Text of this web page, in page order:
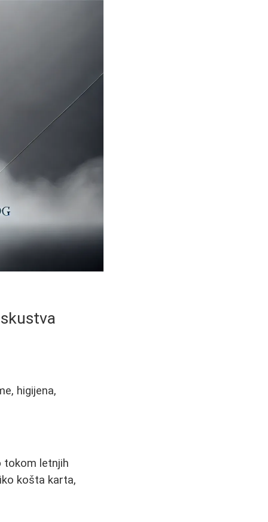
higijena,
tokom letnjih
košta karta,